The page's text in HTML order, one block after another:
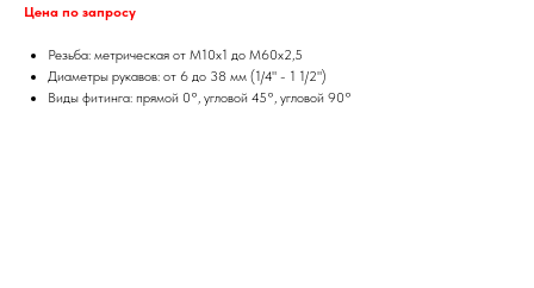
Цена по запросу
Резьба: метрическая от М10х1 до М60х2,5
Диаметры рукавов: от 6 до 38 мм (1/4" - 1 1/2")
Виды фитинга: прямой 0°, угловой 45°, угловой 90°